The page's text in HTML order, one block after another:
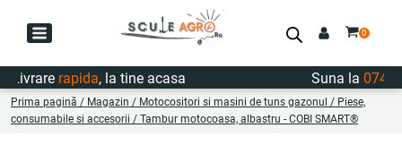
rapida, la tine acasa Suna la
Prima pagină / Magazin / Motocositori si masini de tuns gazonul / Piese,
consumabile si accesorii / Tambur motocoasa, albastru - COBI SMART®